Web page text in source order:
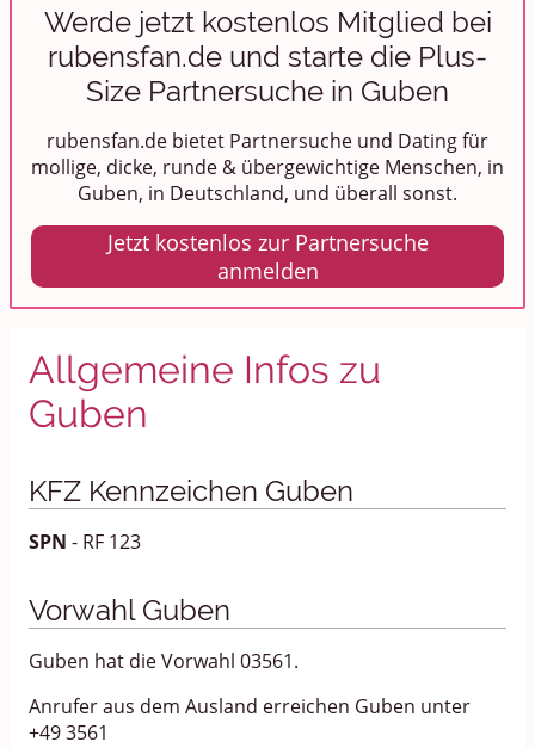
Werde jetzt kostenlos Mitglied bei
rubensfan.de und starte die Plus-
Size Partnersuche in Guben
rubensfan.de bietet Partnersuche und Dating für
mollige, dicke, runde & übergewichtige Menschen, in
Guben, in Deutschland, und überall sonst.
Jetzt kostenlos zur Partnersuche
anmelden
Allgemeine Infos zu
Guben
KFZ Kennzeichen Guben
SPN - RF 123
Vorwahl Guben
Guben hat die Vorwahl 03561.
Anrufer aus dem Ausland erreichen Guben unter
+49 3561